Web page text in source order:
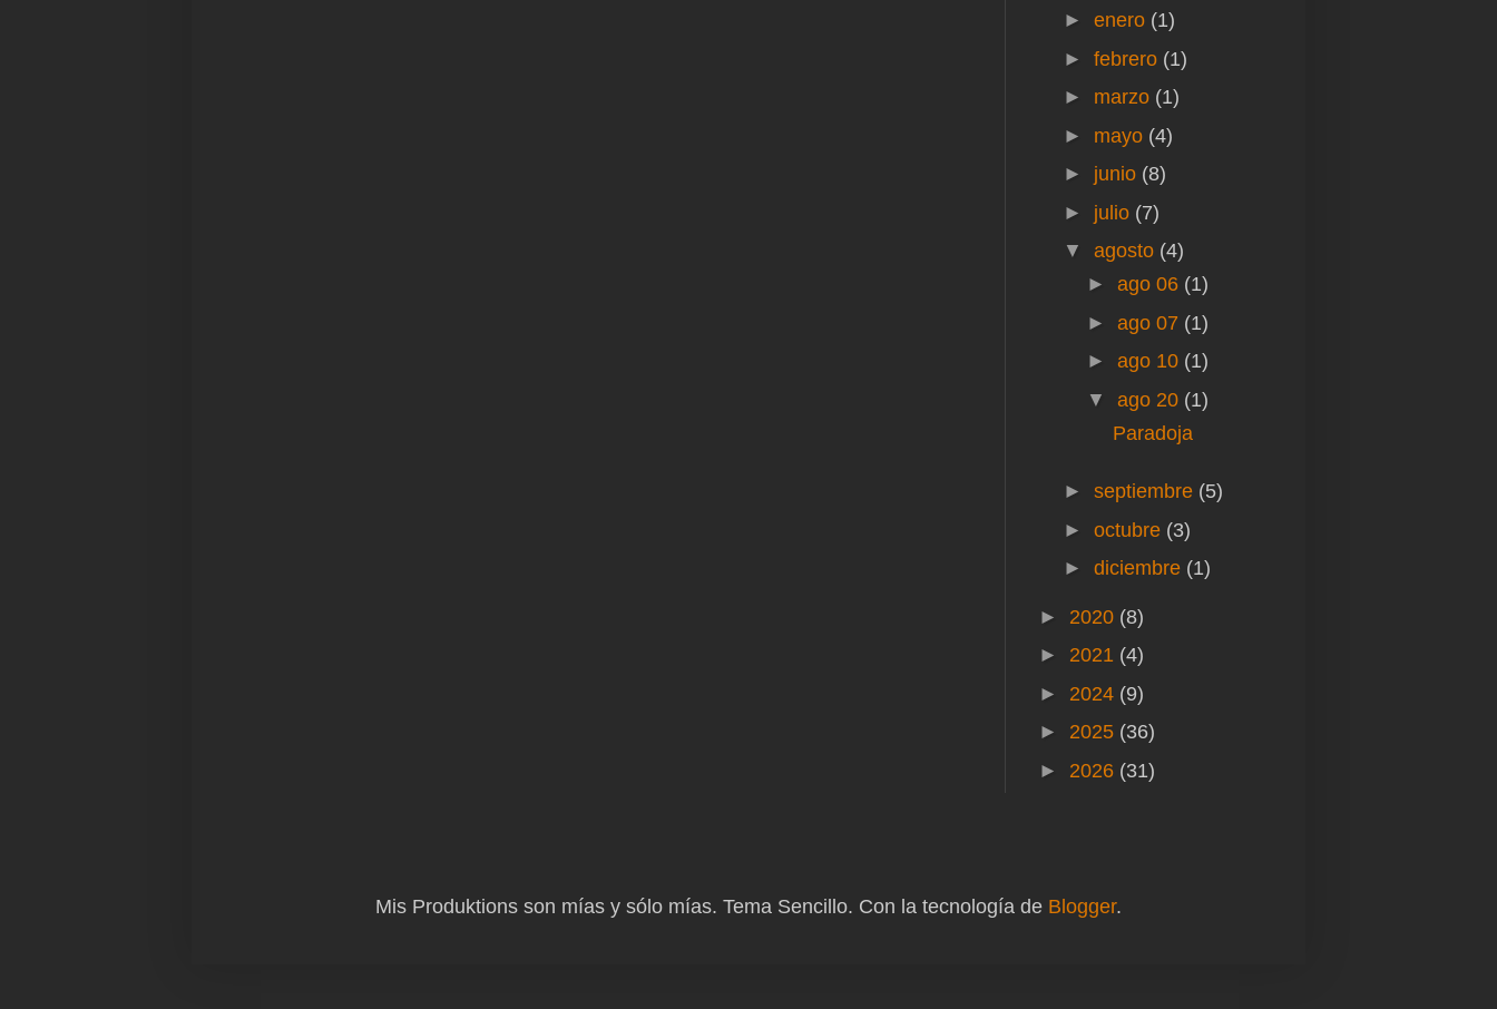
► enero (1)
► febrero (1)
► marzo (1)
► mayo (4)
► junio (8)
► julio (7)
▼ agosto (4)
►ago 06 (1)
►ago 07 (1)
►ago 10 (1)
▼ago 20 (1)
Paradoja
► septiembre (5)
► octubre (3)
► diciembre (1)
► 2020 (8)
► 2021 (4)
► 2024 (9)
► 2025 (36)
► 2026 (31)
Mis Produktions son mías y sólo mías. Tema Sencillo. Con la tecnología de Blogger.